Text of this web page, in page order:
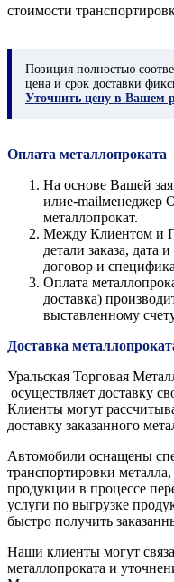
стоимости
Позиция полностью
цена и срок доставки
Уточнить цену в Вашем
Оплата металлопроката
На основе Вашей
илиe-mailменеджер
металлопрокат.
Между Клиентом и
детали заказа, дата
договор и
Оплата
доставка)
выставленному
Доставка
Уральская Торговая
осуществляет доставку
Клиенты могут
доставку заказанного
Автомобили оснащены
транспортировки
продукции в процессе
услуги по выгрузке
быстро получить
Наши клиенты могут
металлопроката и